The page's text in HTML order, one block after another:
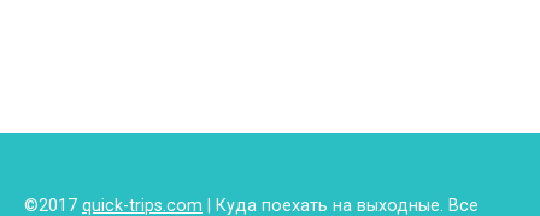
©2017 quick-trips.com | Куда поехать на выходные. Все